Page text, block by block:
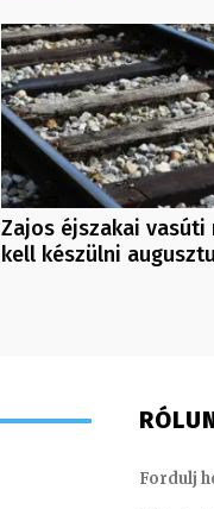
Zajos éjszakai vasúti
kell készülni
Fordulj